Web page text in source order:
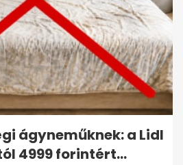
ágyneműknek: a Lidl
4999 forintért...